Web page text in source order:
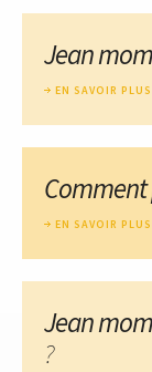
Jean mom
EN SAVOIR PLUS
EN SAVOIR PLUS
Jean mom
?